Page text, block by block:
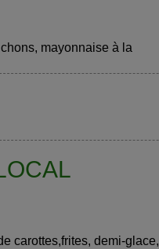
mayonnaise à la
carottes,frites, demi-glace,